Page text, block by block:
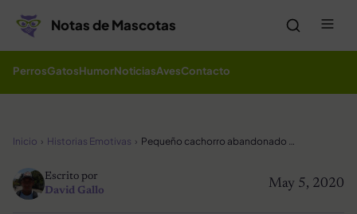
Notas de Mascotas
PerrosGatosHumorNoticiasAvesContacto
Inicio Historias Emotivas Pequeño cachorro abandonado en las calles sigue a los policías buscando ayuda
May 5, 2020
Escrito por
David Gallo